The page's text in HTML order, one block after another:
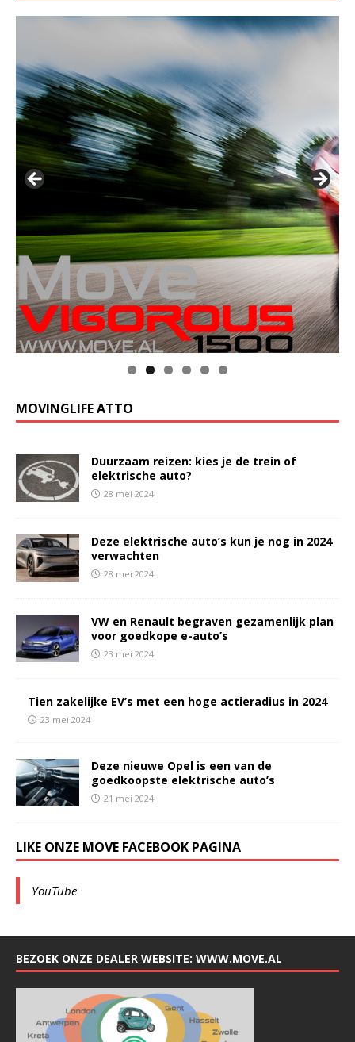
MOVINGLIFE ATTO
Duurzaam reizen: kies je de trein of
elektrische auto?
28 mei 2024
Deze elektrische auto’s kun je nog in 2024
verwachten
28 mei 2024
VW en Renault begraven gezamenlijk plan
voor goedkope e-auto’s
23 mei 2024
Tien zakelijke EV’s met een hoge actieradius in 2024
23 mei 2024
Deze nieuwe Opel is een van de
goedkoopste elektrische auto’s
21 mei 2024
LIKE ONZE MOVE FACEBOOK PAGINA
YouTube
BEZOEK ONZE DEALER WEBSITE: WWW.MOVE.AL